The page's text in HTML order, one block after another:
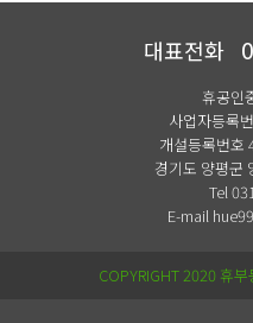
대표전화
휴공인
사업자등록
개설등록번호
경기도 양평군
Tel
E-mail
COPYRIGHT 2020 휴부